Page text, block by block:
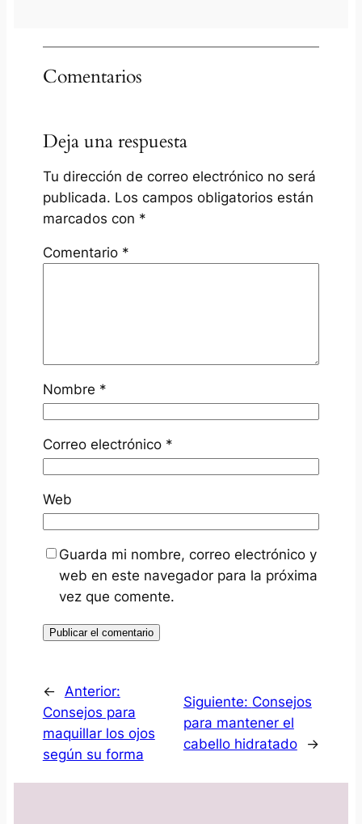
Comentarios
Deja una respuesta
Tu dirección de correo electrónico no será
publicada. Los campos obligatorios están
marcados con *
Comentario *
Nombre *
Correo electrónico *
Web
Guarda mi nombre, correo electrónico y
web en este navegador para la próxima
vez que comente.
←
Anterior:
Consejos para
maquillar los ojos
según su forma
Siguiente: Consejos
para mantener el
cabello hidratado
→